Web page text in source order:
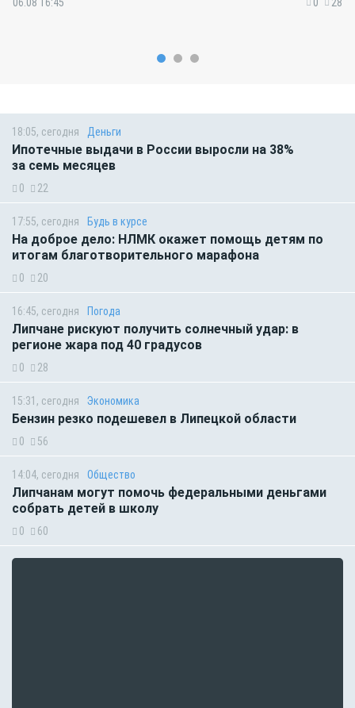
18:05, сегодня Деньги
Ипотечные выдачи в России выросли на 38%
за семь месяцев
0 22
17:55, сегодня Будь в курсе
На доброе дело: НЛМК окажет помощь детям по
итогам благотворительного марафона
0 20
16:45, сегодня Погода
Липчане рискуют получить солнечный удар: в
регионе жара под 40 градусов
0 28
15:31, сегодня Экономика
Бензин резко подешевел в Липецкой области
0 56
14:04, сегодня Общество
Липчанам могут помочь федеральными деньгами
собрать детей в школу
0 60